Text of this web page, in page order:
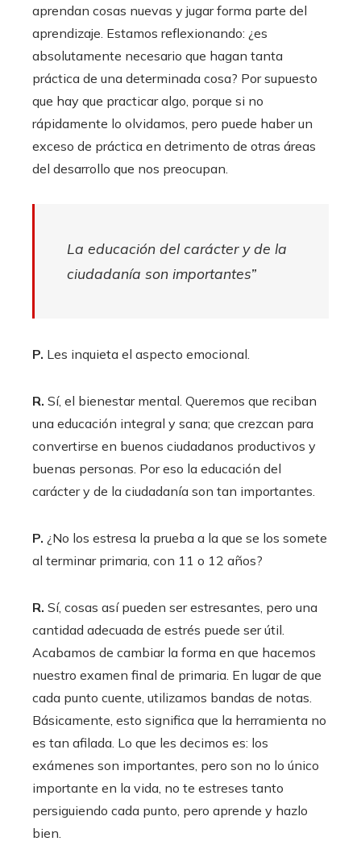
aprendan cosas nuevas y jugar forma parte del
aprendizaje. Estamos reflexionando: ¿es
absolutamente necesario que hagan tanta
práctica de una determinada cosa? Por supuesto
que hay que practicar algo, porque si no
rápidamente lo olvidamos, pero puede haber un
exceso de práctica en detrimento de otras áreas
del desarrollo que nos preocupan.
La educación del carácter y de la
ciudadanía son importantes”
P. Les inquieta el aspecto emocional.
R. Sí, el bienestar mental. Queremos que reciban
una educación integral y sana; que crezcan para
convertirse en buenos ciudadanos productivos y
buenas personas. Por eso la educación del
carácter y de la ciudadanía son tan importantes.
P. ¿No los estresa la prueba a la que se los somete
al terminar primaria, con 11 o 12 años?
R. Sí, cosas así pueden ser estresantes, pero una
cantidad adecuada de estrés puede ser útil.
Acabamos de cambiar la forma en que hacemos
nuestro examen final de primaria. En lugar de que
cada punto cuente, utilizamos bandas de notas.
Básicamente, esto significa que la herramienta no
es tan afilada. Lo que les decimos es: los
exámenes son importantes, pero son no lo único
importante en la vida, no te estreses tanto
persiguiendo cada punto, pero aprende y hazlo
bien.